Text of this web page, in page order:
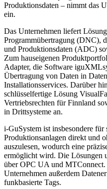
Produktionsdaten – nimmt das
ein.
Das Unternehmen liefert
Programmübertragung (DNC),
und Produktionsdaten (ADC)
Zum hauseigenen
Adapter, die Software
Übertragung von Daten in
Installationsservices. Darüber
schlüsselfertige Lösung
Vertriebsrechten für Finnland
in Drittsysteme an.
i-GuSystem ist insbesondere für
Produktionsanlagen direkt und
auszulesen, wodurch eine
ermöglicht wird. Die Lösungen
über OPC UA und MTConnect.
Unternehmen außerdem
funkbasierte Tags.